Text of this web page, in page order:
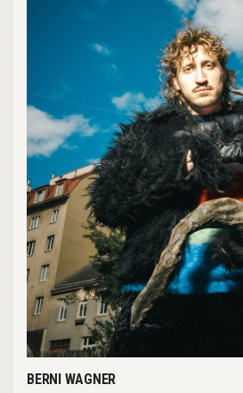
BERNI WAGNER